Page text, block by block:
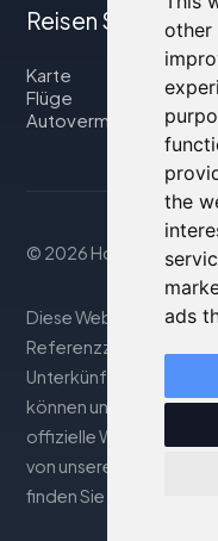
other
the
ads
Reisen Sie mit uns
Karte
Flüge
Autovermietung
© 2026 Housity.net
Diese Website bietet
Referenzzwecken und
Unterkünften
können ungenau oder
offizielle Website für
von unserem Partner
finden Sie im Abschnitt